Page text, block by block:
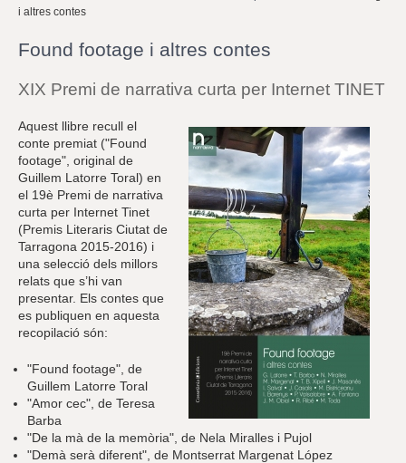
s
a
r
a
u
l
e
s
c
l
a
u
Esteu
aquí
i altres contes
Found footage i altres contes
XIX Premi de narrativa curta per Internet TINET
Aquest llibre recull el
conte premiat ("Found
footage", original de
Guillem Latorre Toral) en
el 19è Premi de narrativa
curta per Internet Tinet
(Premis Literaris Ciutat de
Tarragona 2015-2016) i
una selecció dels millors
relats que s’hi van
presentar. Els contes que
es publiquen en aquesta
recopilació són:
"Found footage", de
Guillem Latorre Toral
"Amor cec", de Teresa
Barba
"De la mà de la memòria", de Nela Miralles i Pujol
"Demà serà diferent", de Montserrat Margenat López